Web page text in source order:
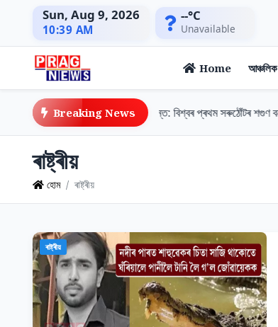
Sun, Aug 9, 2026
10:39 AM
--°C
Unavailable
Home আঞ্চলিক
Breaking News
শগুণ সংৰক্ষণত এক নতুন দিগন্ত: বিশ্বৰ প্ৰথম সৰুঠোঁটৰ শগুণ বনলৈ মুকলি
ৰাষ্ট্ৰীয়
হোম ৰাষ্ট্ৰীয়
ৰাষ্ট্ৰীয়